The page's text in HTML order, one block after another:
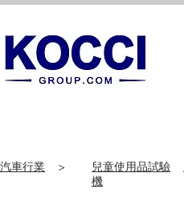
汽車行業 >
兒童使用品試驗
機